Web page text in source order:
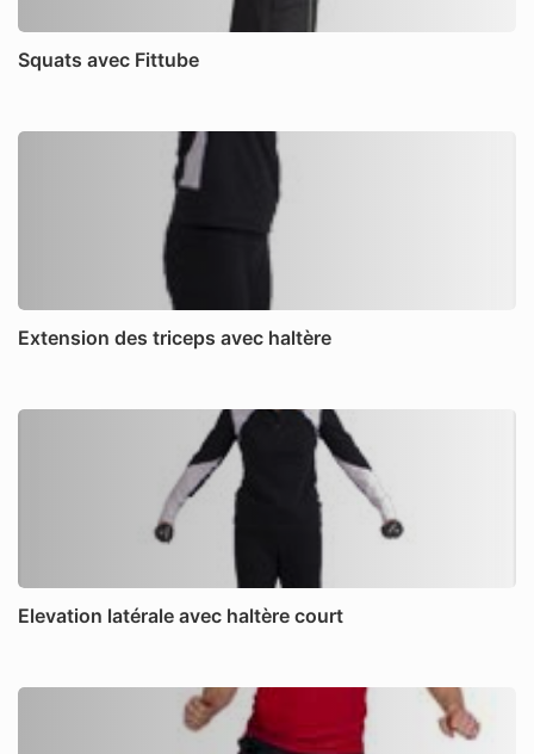
Squats avec Fittube
Extension des triceps avec haltère
Elevation latérale avec haltère court